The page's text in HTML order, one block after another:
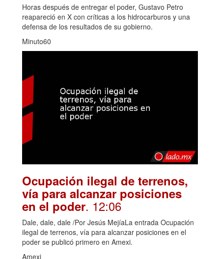
Horas después de entregar el poder, Gustavo Petro
reapareció en X con críticas a los hidrocarburos y una
defensa de los resultados de su gobierno.
Minuto60
Ocupación ilegal de terrenos,
vía para alcanzar posiciones
en el poder. 12:06
Dale, dale, dale /Por Jesús MejíaLa entrada Ocupación
ilegal de terrenos, vía para alcanzar posiciones en el
poder se publicó primero en Amexi.
Amexi